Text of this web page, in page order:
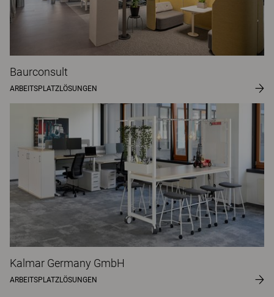
Baurconsult
ARBEITSPLATZLÖSUNGEN
Kalmar Germany GmbH
ARBEITSPLATZLÖSUNGEN